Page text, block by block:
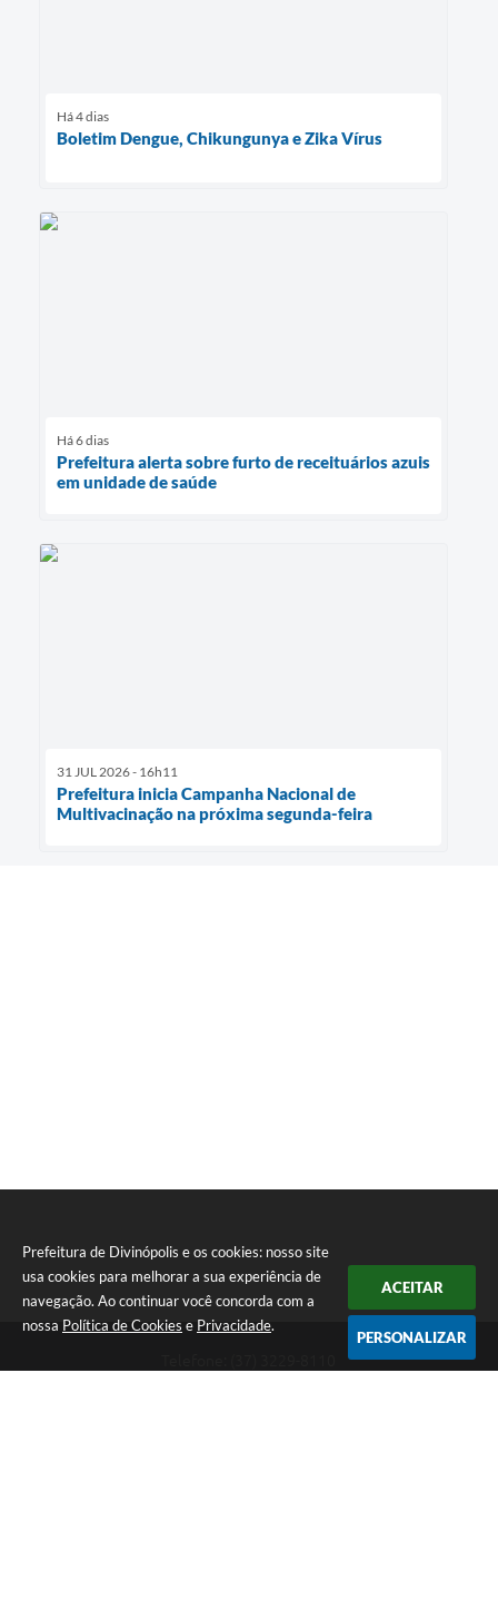
Prefeitura de Divinópolis e os cookies: nosso site
usa cookies para melhorar a sua experiência de
navegação. Ao continuar você concorda com a
nossa Política de Cookies e Privacidade.
ACEITAR
PERSONALIZAR
Há 4 dias
Boletim Dengue, Chikungunya e Zika Vírus
Há 6 dias
Prefeitura alerta sobre furto de receituários azuis
em unidade de saúde
31 JUL 2026 - 16h11
Prefeitura inicia Campanha Nacional de
Multivacinação na próxima segunda-feira